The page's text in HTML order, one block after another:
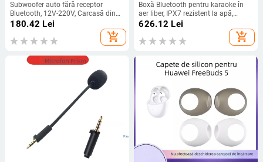
Subwoofer auto fără receptor
Bluetooth, 12V-220V, Carcasă din
aliaj de aluminiu, IPX4, 40Hz-
încorporată 1200-2000mAh, SY-31
180.42 Lei
add_shopping_cart
Boxă Bluetooth pentru karaoke în
aer liber, IPX7 rezistent la apă,
baterie încorporată 6000mAh, 50W
626.12 Lei
add_shopping_cart